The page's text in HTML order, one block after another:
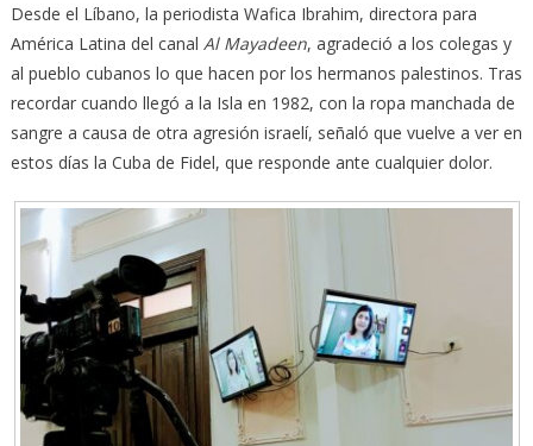
Desde el Líbano, la periodista Wafica Ibrahim, directora para
América Latina del canal Al Mayadeen, agradeció a los colegas y
al pueblo cubanos lo que hacen por los hermanos palestinos. Tras
recordar cuando llegó a la Isla en 1982, con la ropa manchada de
sangre a causa de otra agresión israelí, señaló que vuelve a ver en
estos días la Cuba de Fidel, que responde ante cualquier dolor.